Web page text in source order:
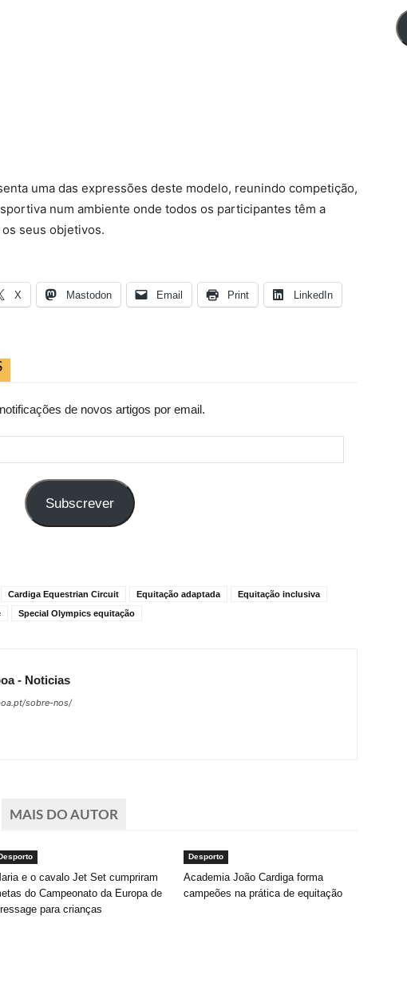
uma das expressões deste modelo, reunindo competição,
num ambiente onde todos os participantes têm a
seus objetivos.
X Mastodon Email Print LinkedIn
de novos artigos por email.
Subscrever
Cardiga Equestrian Circuit Equitação adaptada
Equitação inclusiva
Special Olympics equitação
- Noticias
sobre-nos/
MAIS DO AUTOR
e o cavalo Jet Set cumpriram
do Campeonato da Europa de
para crianças
Desporto
Academia João Cardiga forma
campeões na prática de equitação